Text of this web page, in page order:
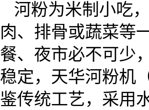
河粉为米制小吃
肉、排骨或蔬菜等
餐、夜市必不可少
稳定，天华河粉机
鉴传统工艺，采用